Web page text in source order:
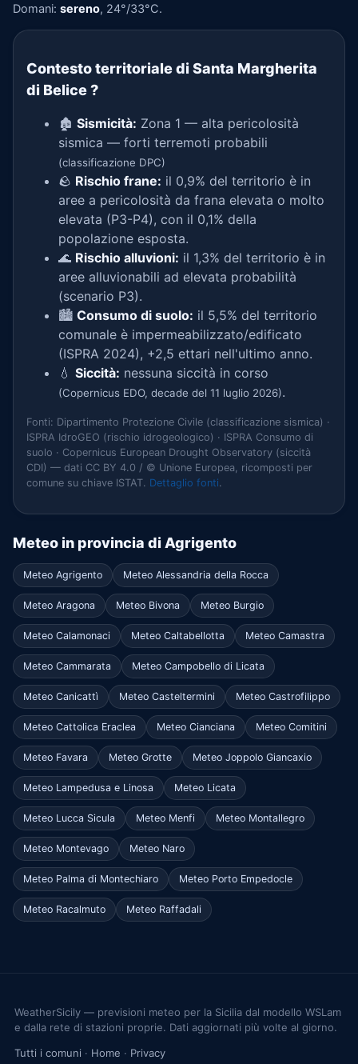
Domani: sereno, 24°/33°C.
Contesto territoriale di Santa Margherita
di Belice?
🏚️ Sismicità: Zona 1 — alta pericolosità
sismica — forti terremoti probabili
(classificazione DPC)
🪨 Rischio frane: il 0,9% del territorio è in
aree a pericolosità da frana elevata o molto
elevata (P3-P4), con il 0,1% della
popolazione esposta.
🌊 Rischio alluvioni: il 1,3% del territorio è in
aree alluvionabili ad elevata probabilità
(scenario P3).
🏙️ Consumo di suolo: il 5,5% del territorio
comunale è impermeabilizzato/edificato
(ISPRA 2024), +2,5 ettari nell'ultimo anno.
💧 Siccità: nessuna siccità in corso
(Copernicus EDO, decade del 11 luglio 2026).
Fonti: Dipartimento Protezione Civile (classificazione sismica) ·
ISPRA IdroGEO (rischio idrogeologico) · ISPRA Consumo di
suolo · Copernicus European Drought Observatory (siccità
CDI) — dati CC BY 4.0 / © Unione Europea, ricomposti per
comune su chiave ISTAT. Dettaglio fonti.
Meteo in provincia di Agrigento
Meteo Agrigento Meteo Alessandria della Rocca
Meteo Aragona Meteo Bivona Meteo Burgio
Meteo Calamonaci Meteo Caltabellotta Meteo Camastra
Meteo Cammarata Meteo Campobello di Licata
Meteo Canicattì Meteo Casteltermini Meteo Castrofilippo
Meteo Cattolica Eraclea Meteo Cianciana Meteo Comitini
Meteo Favara Meteo Grotte Meteo Joppolo Giancaxio
Meteo Lampedusa e Linosa Meteo Licata
Meteo Lucca Sicula Meteo Menfi Meteo Montallegro
Meteo Montevago Meteo Naro
Meteo Palma di Montechiaro Meteo Porto Empedocle
Meteo Racalmuto Meteo Raffadali
WeatherSicily — previsioni meteo per la Sicilia dal modello WSLam
e dalla rete di stazioni proprie. Dati aggiornati più volte al giorno.
Tutti i comuni · Home · Privacy